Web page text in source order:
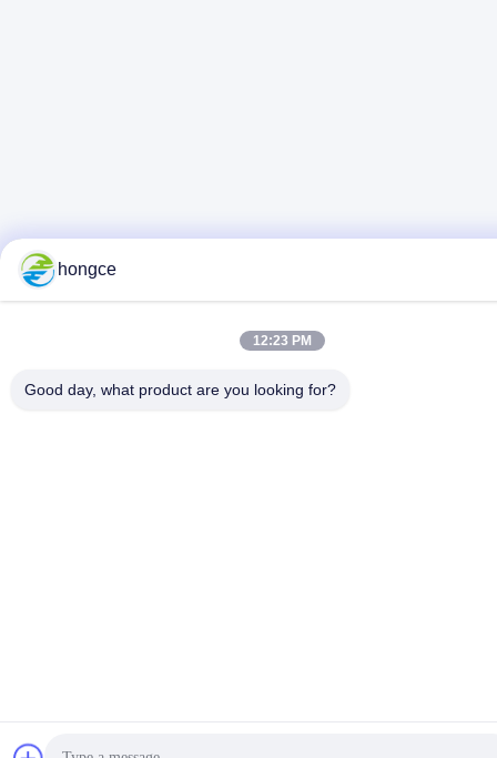
hongce
12:23 PM
Good day, what product are you looking for?